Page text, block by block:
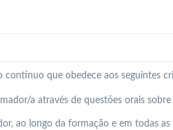
contínuo que obedece aos seguintes
a através de questões orais
ao longo da formação e em todas as